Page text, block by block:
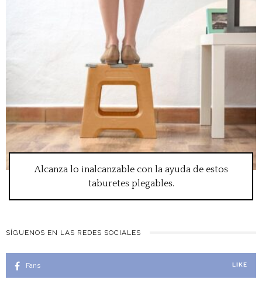
Alcanza lo inalcanzable con la ayuda de estos
taburetes plegables.
SÍGUENOS EN LAS REDES SOCIALES
Fans LIKE